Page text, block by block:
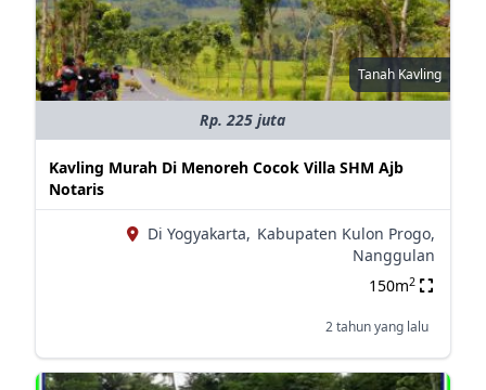
Tanah Kavling
Rp. 225 juta
Kavling Murah Di Menoreh Cocok Villa SHM Ajb
Notaris
Di Yogyakarta, Kabupaten Kulon Progo,
Nanggulan
150m2
2 tahun yang lalu